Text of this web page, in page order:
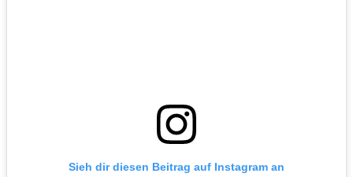
Sieh dir diesen Beitrag auf Instagram an